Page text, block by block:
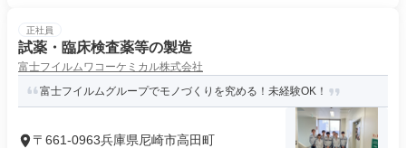
正社員
試薬・臨床検査薬等の製造
富士フイルムワコーケミカル株式会社
富士フイルムグループでモノづくりを究める！未経験OK！
〒661-0963兵庫県尼崎市高田町